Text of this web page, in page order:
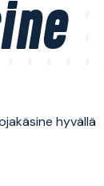
hyvällä